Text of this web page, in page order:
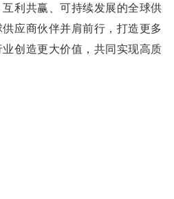
利共赢、可持续发展的全球供
应商伙伴并肩前行，打造更多
创造更大价值，共同实现高质